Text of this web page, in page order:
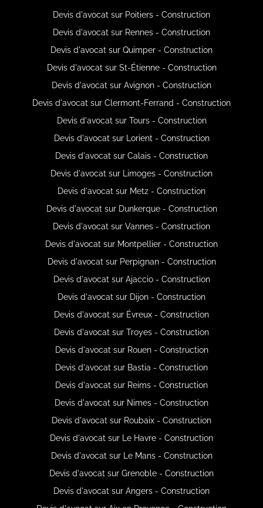
Devis d'avocat sur Poitiers - Construction
Devis d'avocat sur Rennes - Construction
Devis d'avocat sur Quimper - Construction
Devis d'avocat sur St-Étienne - Construction
Devis d'avocat sur Avignon - Construction
Devis d'avocat sur Clermont-Ferrand - Construction
Devis d'avocat sur Tours - Construction
Devis d'avocat sur Lorient - Construction
Devis d'avocat sur Calais - Construction
Devis d'avocat sur Limoges - Construction
Devis d'avocat sur Metz - Construction
Devis d'avocat sur Dunkerque - Construction
Devis d'avocat sur Vannes - Construction
Devis d'avocat sur Montpellier - Construction
Devis d'avocat sur Perpignan - Construction
Devis d'avocat sur Ajaccio - Construction
Devis d'avocat sur Dijon - Construction
Devis d'avocat sur Évreux - Construction
Devis d'avocat sur Troyes - Construction
Devis d'avocat sur Rouen - Construction
Devis d'avocat sur Bastia - Construction
Devis d'avocat sur Reims - Construction
Devis d'avocat sur Nimes - Construction
Devis d'avocat sur Roubaix - Construction
Devis d'avocat sur Le Havre - Construction
Devis d'avocat sur Le Mans - Construction
Devis d'avocat sur Grenoble - Construction
Devis d'avocat sur Angers - Construction